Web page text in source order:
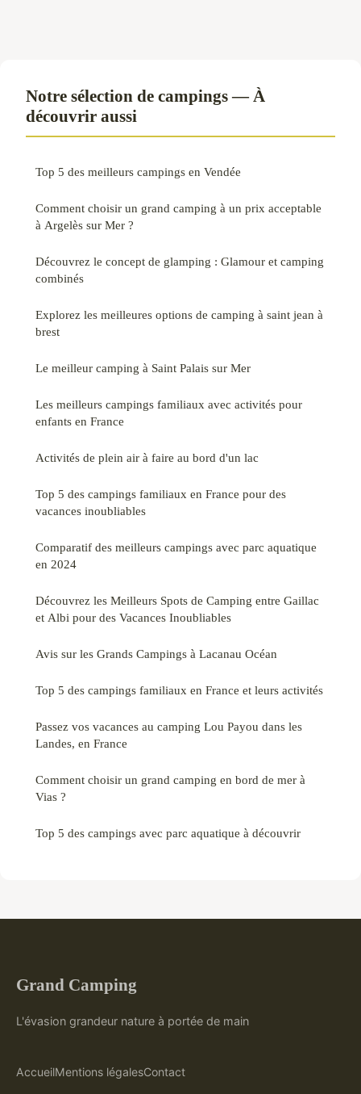
Notre sélection de campings — À
découvrir aussi
Top 5 des meilleurs campings en Vendée
Comment choisir un grand camping à un prix acceptable
à Argelès sur Mer ?
Découvrez le concept de glamping : Glamour et camping
combinés
Explorez les meilleures options de camping à saint jean à
brest
Le meilleur camping à Saint Palais sur Mer
Les meilleurs campings familiaux avec activités pour
enfants en France
Activités de plein air à faire au bord d'un lac
Top 5 des campings familiaux en France pour des
vacances inoubliables
Comparatif des meilleurs campings avec parc aquatique
en 2024
Découvrez les Meilleurs Spots de Camping entre Gaillac
et Albi pour des Vacances Inoubliables
Avis sur les Grands Campings à Lacanau Océan
Top 5 des campings familiaux en France et leurs activités
Passez vos vacances au camping Lou Payou dans les
Landes, en France
Comment choisir un grand camping en bord de mer à
Vias ?
Top 5 des campings avec parc aquatique à découvrir
Grand Camping
L'évasion grandeur nature à portée de main
AccueilMentions légalesContact